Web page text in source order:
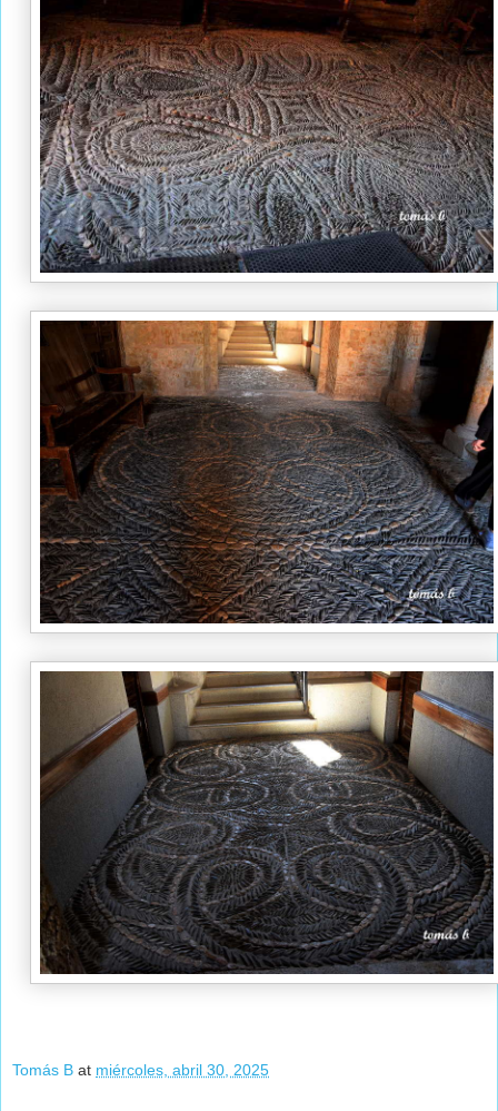
Tomás B at miércoles, abril 30, 2025